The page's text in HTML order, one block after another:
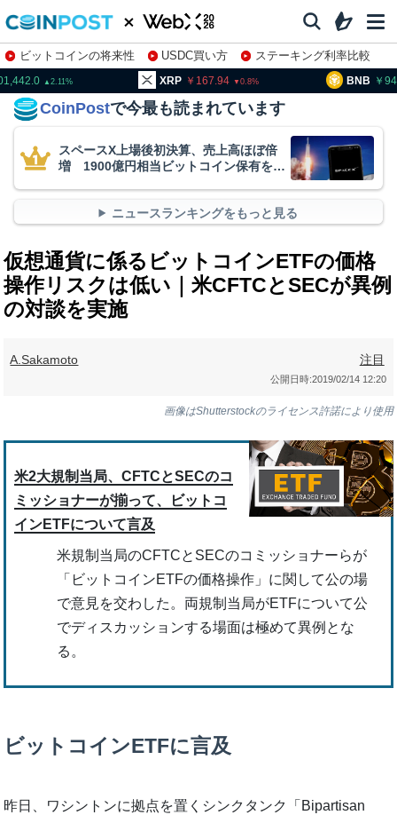
ビットコインの将来性 USDC買い方
ステーキング利率比較
株特集・関連銘柄
XRP 167.94 BNB 94,126.0
CoinPostで今最も読まれています
スペースX上場後初決算、売上高ほぼ倍
増 1900億円相当ビットコイン保有を継
ニュースランキングをもっと見る
仮想通貨に係るビットコインETFの価格
操作リスクは低い｜米CFTCとSECが異例
の対談を実施
A.Sakamoto 注目
公開日時:2019/02/14 12:20
画像はShutterstockのライセンス許諾により使用
米2大規制当局、CFTCとSECのコ
ミッショナーが揃って、ビットコ
インETFについて言及
米規制当局のCFTCとSECのコミッショナーらが
「ビットコインETFの価格操作」に関して公の場
で意見を交わした。両規制当局がETFについて公
でディスカッションする場面は極めて異例とな
る。
ビットコインETFに言及
昨日、ワシントンに拠点を置くシンクタンク「Bipartisan